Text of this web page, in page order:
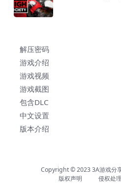
解压密码
游戏介绍
游戏视频
游戏截图
包含DLC
中文设置
版本介绍
Copyright © 20233A游戏分
版权声明
侵权处理